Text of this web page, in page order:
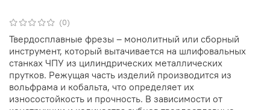
(0)
Твердосплавные фрезы – монолитный или сборный
инструмент, который вытачивается на шлифовальных
станках ЧПУ из цилиндрических металлических
прутков. Режущая часть изделий производится из
вольфрама и кобальта, что определяет их
износостойкость и прочность. В зависимости от